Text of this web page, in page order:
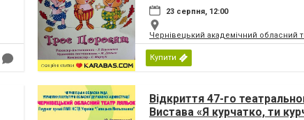
23 серпня, 12:00
Чернівецький академічний обласний
Купити
Відкриття 47-го
Вистава «Я курчатко, ти